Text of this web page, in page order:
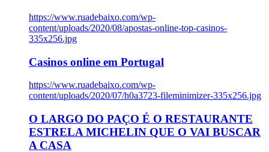
https://www.ruadebaixo.com/wp-
content/uploads/2020/08/apostas-online-top-casinos-
335x256.jpg
Casinos online em Portugal
https://www.ruadebaixo.com/wp-
content/uploads/2020/07/h0a3723-fileminimizer-335x256.jpg
O LARGO DO PAÇO É O RESTAURANTE
ESTRELA MICHELIN QUE O VAI BUSCAR
A CASA